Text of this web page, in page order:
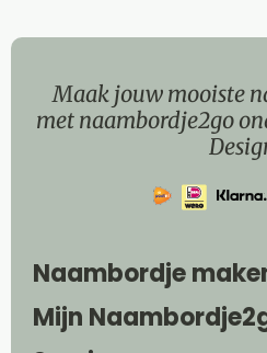
Maak jouw mooiste
met naambordje2go
Naambordje
Mijn